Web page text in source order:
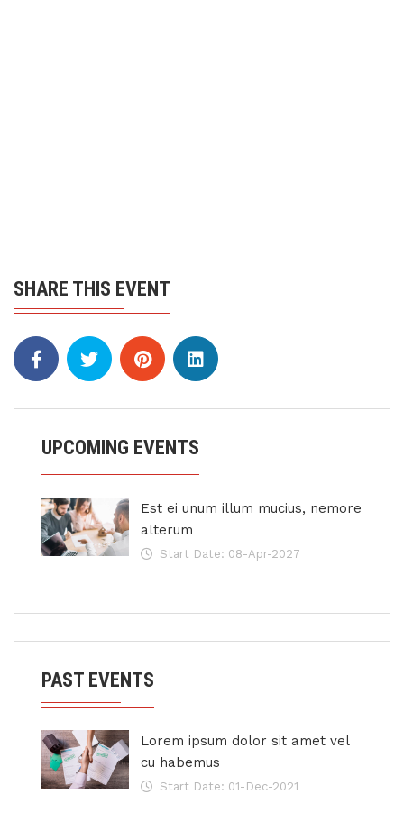
SHARE THIS EVENT
UPCOMING EVENTS
Est ei unum illum mucius, nemore
alterum
Start Date: 08-Apr-2027
PAST EVENTS
Lorem ipsum dolor sit amet vel
cu habemus
Start Date: 01-Dec-2021